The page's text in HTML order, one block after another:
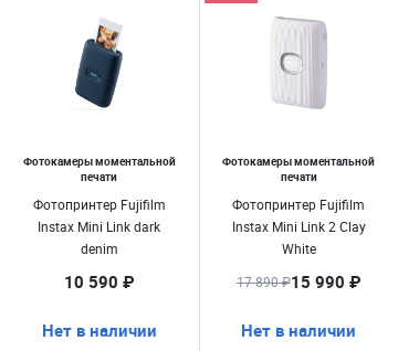
Фотокамеры моментальной
печати
Фотопринтер Fujifilm
Instax Mini Link dark
denim
10 590 ₽
Нет в наличии
Фотокамеры моментальной
печати
Фотопринтер Fujifilm
Instax Mini Link 2 Clay
White
17 890 ₽15 990 ₽
Нет в наличии